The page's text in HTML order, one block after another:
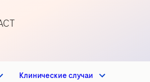
Клинические случаи